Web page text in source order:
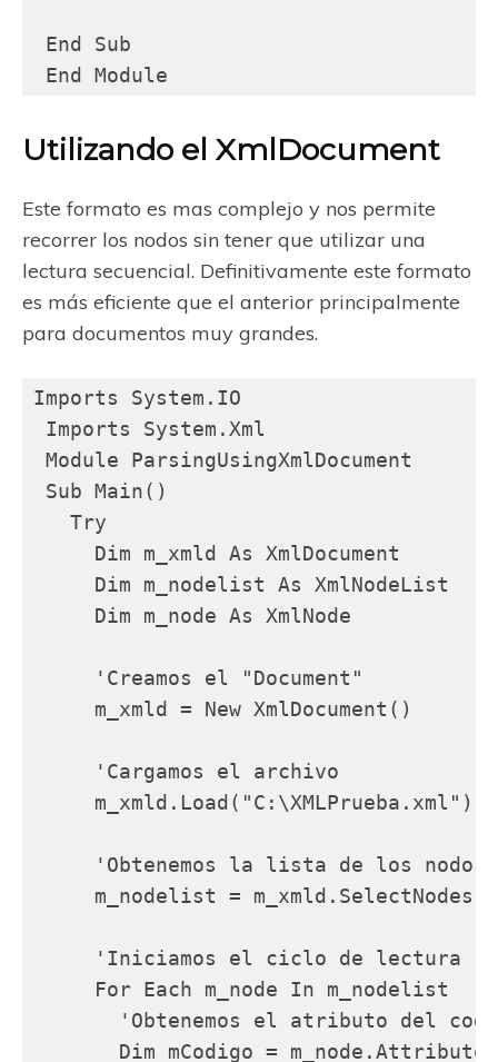
End Sub
End Module
Utilizando el XmlDocument
Este formato es mas complejo y nos permite
recorrer los nodos sin tener que utilizar una
lectura secuencial. Definitivamente este formato
es más eficiente que el anterior principalmente
para documentos muy grandes.
Imports System.IO
Imports System.Xml
Module ParsingUsingXmlDocument
Sub Main()
   Try
     Dim m_xmld As XmlDocument
     Dim m_nodelist As XmlNodeList
     Dim m_node As XmlNode
     'Creamos el "Document"
     m_xmld = New XmlDocument()
     'Cargamos el archivo
     m_xmld.Load("C:\XMLPrueba.xml")
'Obtenemos la lista de los nodos
m_nodelist =
     'Iniciamos el ciclo de lectura
     For Each m_node In m_nodelist
'Obtenemos el atributo del
Dim mCodigo =